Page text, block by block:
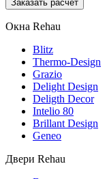
Окна Rehau
Blitz
Thermo-Design
Grazio
Delight Design
Deligth Decor
Intelio 80
Brillant Design
Geneo
Двери Rehau